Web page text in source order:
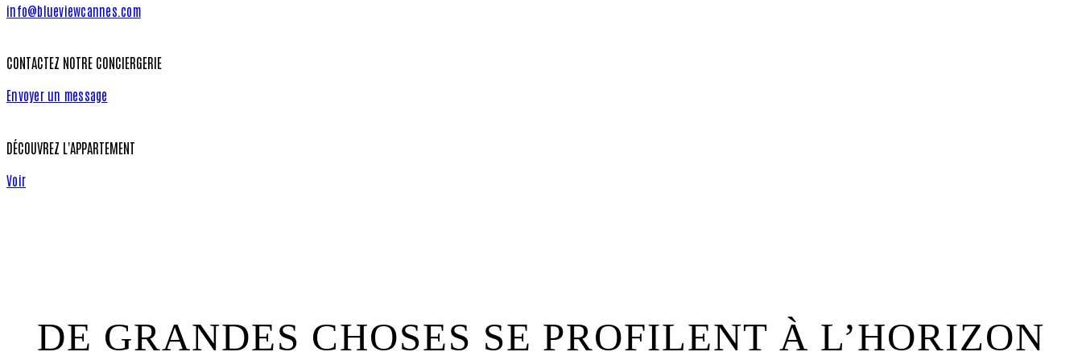
info@blueviewcannes.com
CONTACTEZ NOTRE CONCIERGERIE
Envoyer un message
DÉCOUVREZ L'APPARTEMENT
Voir
DE GRANDES CHOSES SE PROFILENT À L’HORIZON